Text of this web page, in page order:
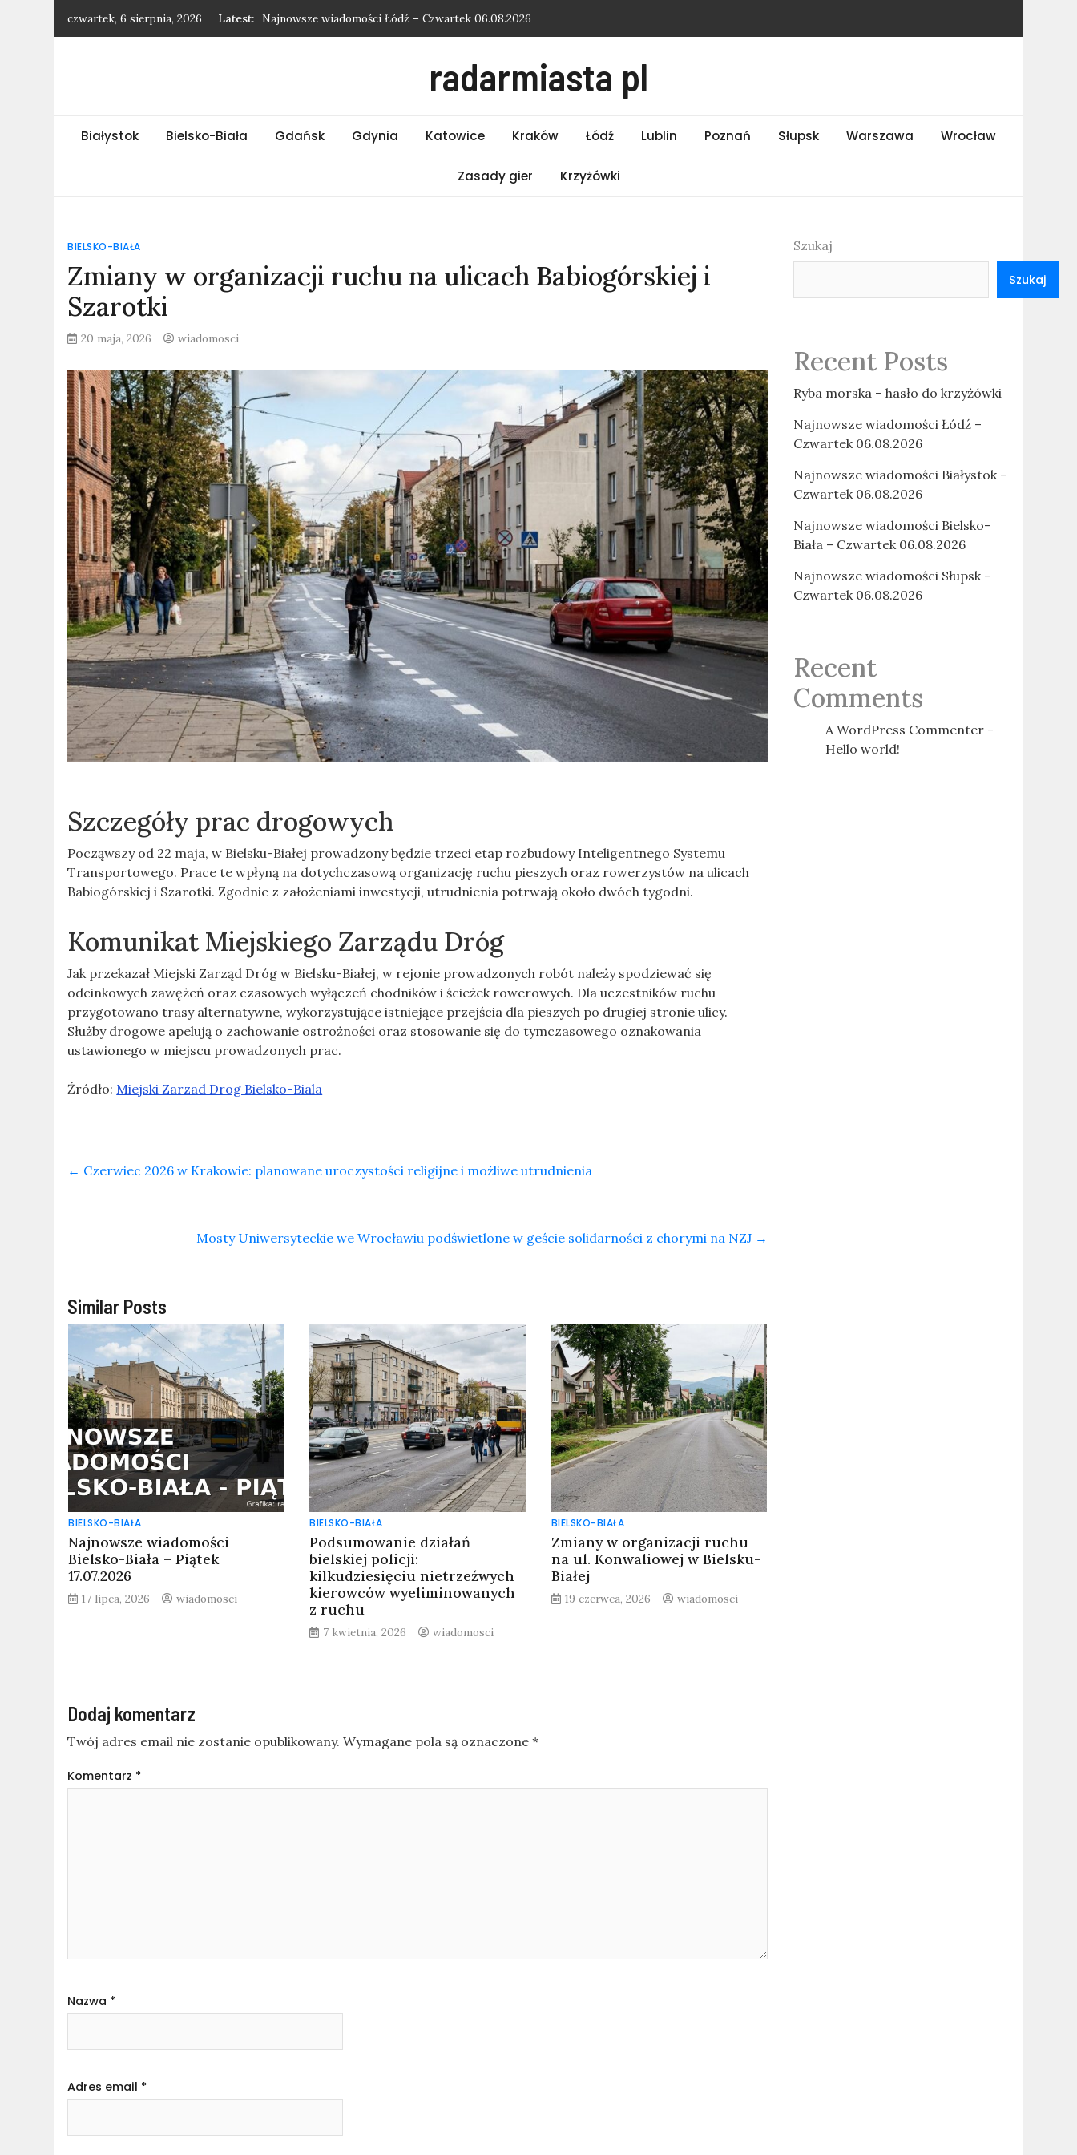
czwartek, 6 sierpnia, 2026 Latest:
Najnowsze wiadomości Łódź – Czwartek 06.08.2026
Najnowsze wiadomości Bielsko-Biała – Czwartek 06.08.2026
Najnowsze wiadomości Słupsk – Czwartek 06.08.2026
radarmiasta pl
Białystok Bielsko-Biała Gdańsk Gdynia Katowice Kraków Łódź Lublin Poznań Słupsk Warszawa Wrocław
Zasady gier Krzyżówki
BIELSKO-BIAŁA
Zmiany w organizacji ruchu na ulicach Babiogórskiej i
Szarotki
20 maja, 2026 wiadomosci
Szczegóły prac drogowych
Począwszy od 22 maja, w Bielsku-Białej prowadzony będzie trzeci etap rozbudowy Inteligentnego Systemu
Transportowego. Prace te wpłyną na dotychczasową organizację ruchu pieszych oraz rowerzystów na ulicach
Babiogórskiej i Szarotki. Zgodnie z założeniami inwestycji, utrudnienia potrwają około dwóch tygodni.
Komunikat Miejskiego Zarządu Dróg
Jak przekazał Miejski Zarząd Dróg w Bielsku-Białej, w rejonie prowadzonych robót należy spodziewać się
odcinkowych zawężeń oraz czasowych wyłączeń chodników i ścieżek rowerowych. Dla uczestników ruchu
przygotowano trasy alternatywne, wykorzystujące istniejące przejścia dla pieszych po drugiej stronie ulicy.
Służby drogowe apelują o zachowanie ostrożności oraz stosowanie się do tymczasowego oznakowania
ustawionego w miejscu prowadzonych prac.
Źródło:Miejski Zarzad Drog Bielsko-Biala
← Czerwiec 2026 w Krakowie: planowane uroczystości religijne i możliwe utrudnienia
Mosty Uniwersyteckie we Wrocławiu podświetlone w geście solidarności z chorymi na NZJ →
Similar Posts
BIELSKO-BIAŁA
Najnowsze wiadomości
Bielsko-Biała – Piątek
17.07.2026
17 lipca, 2026 wiadomosci
BIELSKO-BIAŁA
Podsumowanie działań
bielskiej policji:
kilkudziesięciu nietrzeźwych
kierowców wyeliminowanych
z ruchu
7 kwietnia, 2026 wiadomosci
BIELSKO-BIAŁA
Zmiany w organizacji ruchu
na ul. Konwaliowej w Bielsku-
Białej
19 czerwca, 2026 wiadomosci
Dodaj komentarz
Twój adres email nie zostanie opublikowany. Wymagane pola są oznaczone*
Komentarz *
Nazwa *
Adres email *
Szukaj
Szukaj
Recent Posts
Ryba morska – hasło do krzyżówki
Najnowsze wiadomości Łódź –
Czwartek 06.08.2026
Najnowsze wiadomości Białystok –
Czwartek 06.08.2026
Najnowsze wiadomości Bielsko-
Biała – Czwartek 06.08.2026
Najnowsze wiadomości Słupsk –
Czwartek 06.08.2026
Recent
Comments
A WordPress Commenter-
Hello world!